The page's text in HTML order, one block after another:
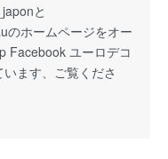
と
のホームページをオー
Facebook ユーロデコ
ます、ご覧くださ